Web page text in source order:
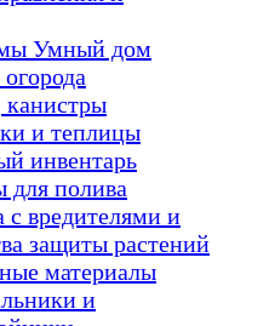
Умный дом
канистры
и теплицы
инвентарь
для полива
с вредителями и
защиты растений
материалы
и